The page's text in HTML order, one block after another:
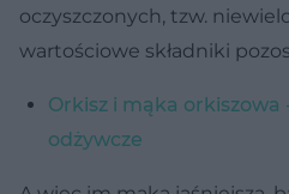
oczyszczonych, tzw.
wartościowe składniki
Orkisz i mąka orkiszowa
odżywcze